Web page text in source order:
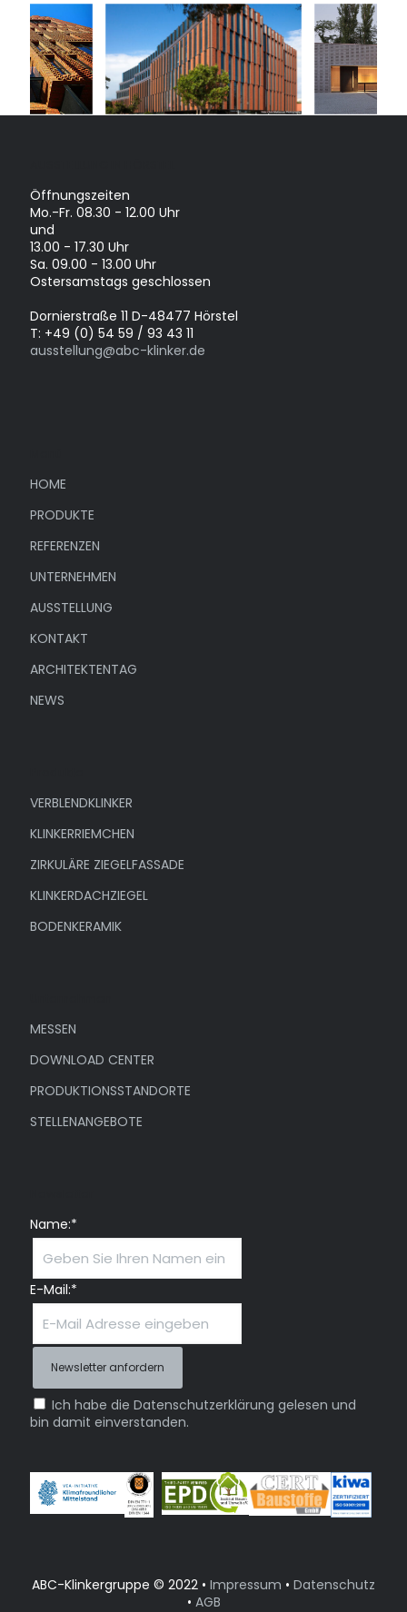
Öffnungszeiten
Mo.-Fr. 08.30 - 12.00 Uhr
und
13.00 - 17.30 Uhr
Sa. 09.00 - 13.00 Uhr
Ostersamstags geschlossen
Dornierstraße 11 D-48477 Hörstel
T: +49 (0) 54 59 / 93 43 11
ausstellung@abc-klinker.de
HOME
PRODUKTE
REFERENZEN
UNTERNEHMEN
AUSSTELLUNG
KONTAKT
ARCHITEKTENTAG
NEWS
VERBLENDKLINKER
KLINKERRIEMCHEN
ZIRKULÄRE ZIEGELFASSADE
KLINKERDACHZIEGEL
BODENKERAMIK
MESSEN
DOWNLOAD CENTER
PRODUKTIONSSTANDORTE
STELLENANGEBOTE
Name:*
E-Mail:*
Ich habe die Datenschutzerklärung gelesen und
bin damit einverstanden.
ABC-Klinkergruppe © 2022 • Impressum • Datenschutz
• AGB